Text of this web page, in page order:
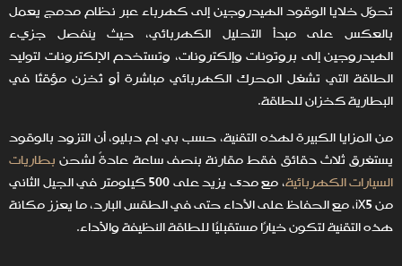
تحوّل خلايا الوقود الهيدروجين إلى كهرباء عبر نظام مدمج يعمل
بالعكس على مبدأ التحليل الكهربائي، حيث ينفصل جزيء
الهيدروجين إلى بروتونات وإلكترونات، وتستخدم الإلكترونات لتوليد
الطاقة التي تشغل المحرك الكهربائي مباشرة أو تُخزن مؤقتًا في
البطارية كخزان للطاقة.
من المزايا الكبيرة لهذه التقنية، حسب بي إم دبليو، أن التزود بالوقود
يستغرق ثلاث دقائق فقط مقارنة بنصف ساعة عادةً لشحن بطاريات
السيارات الكهربائية
، مع مدى يزيد على 500 كيلومتر في الجيل الثاني
من iX5، مع الحفاظ على الأداء حتى في الطقس البارد، ما يعزز مكانة
هذه التقنية لتكون خيارًا مستقبليًا للطاقة النظيفة والأداء.